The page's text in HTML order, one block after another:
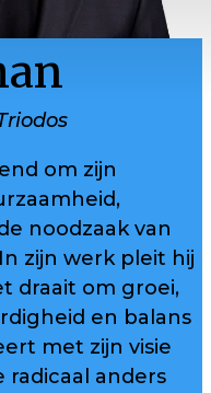
om zijn
noodzaak van
zijn werk pleit hij
draait om groei,
en balans
met zijn visie
radicaal anders